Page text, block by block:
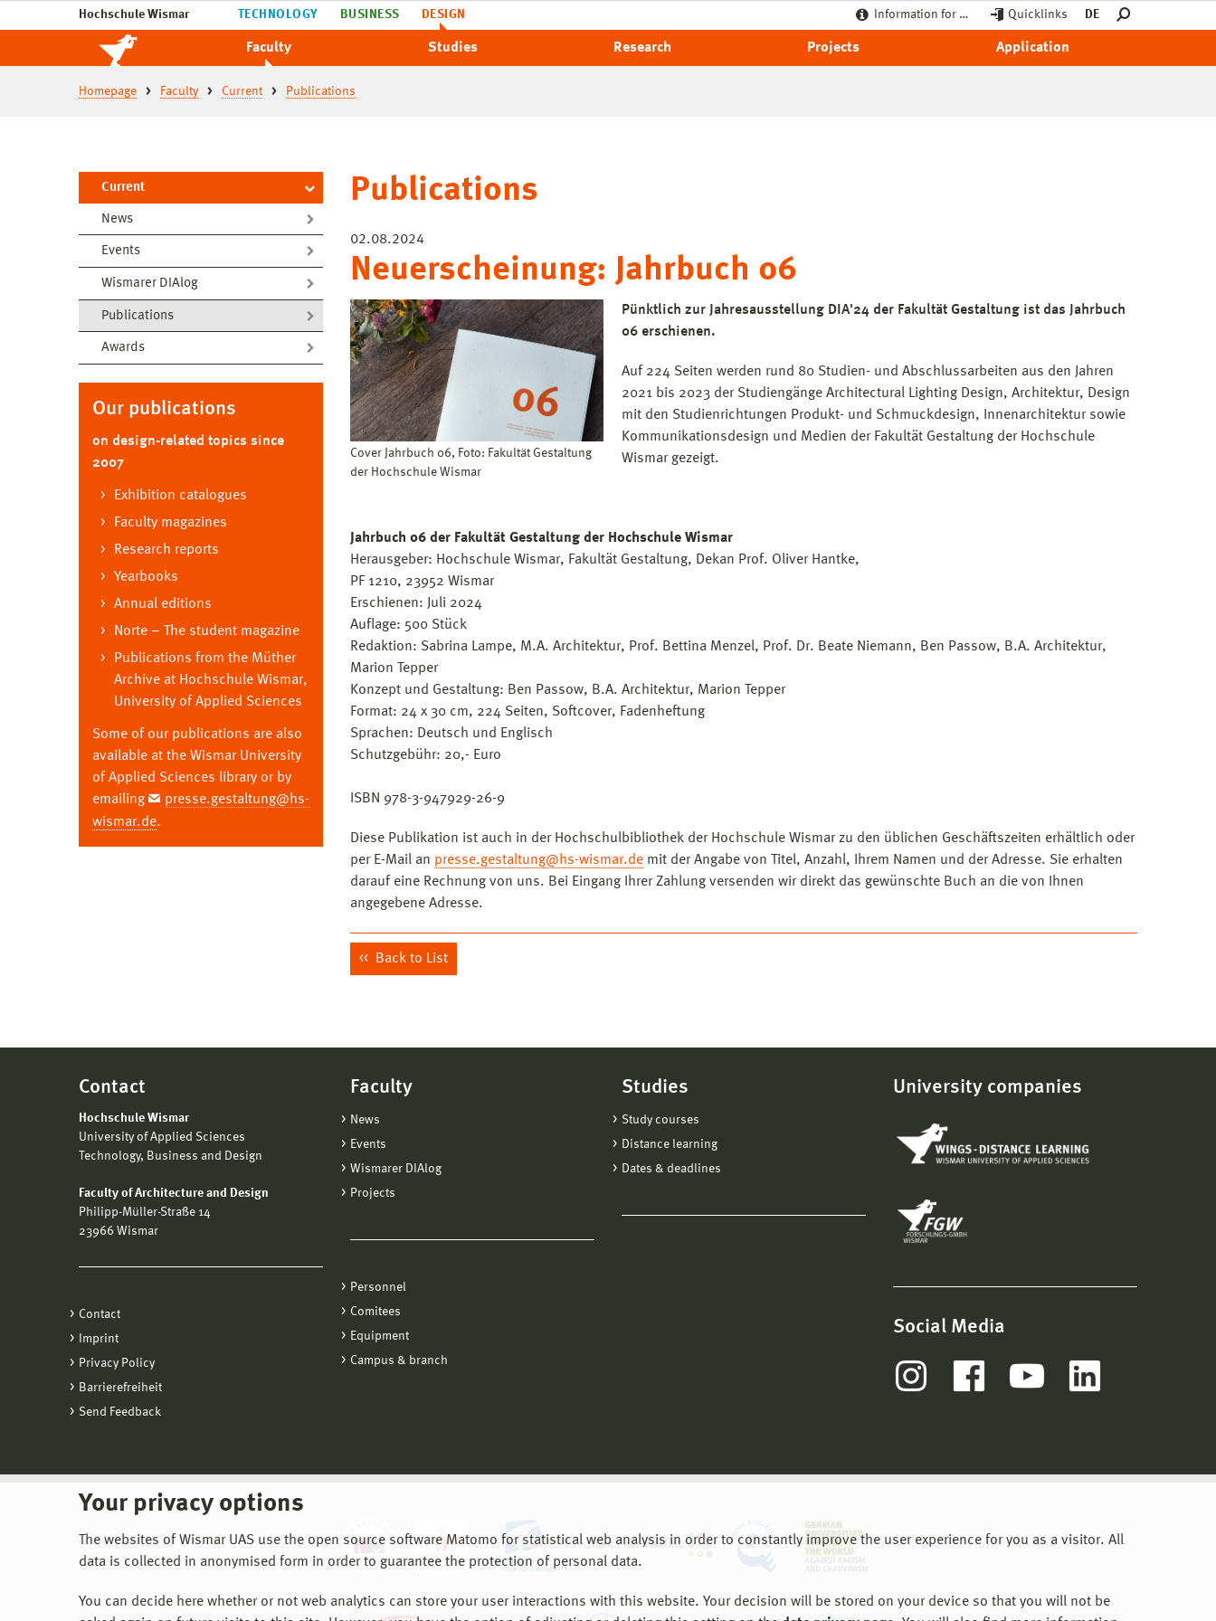
Hochschule Wismar TECHNOLOGY BUSINESS DESIGN Information for … Quicklinks DE
Faculty Studies Research Projects Application
Homepage Faculty Current Publications
Current
News
Events
Wismarer DIAlog
Publications
Awards
Our publications
on design-related topics since
2007
Exhibition catalogues
Faculty magazines
Research reports
Yearbooks
Annual editions
Norte – The student magazine
Publications from the Müther
Archive at Hochschule Wismar,
University of Applied Sciences
Some of our publications are also
available at the Wismar University
of Applied Sciences library or by
emailing
presse.gestaltung@hs-
wismar.de.
Your privacy options
The websites of Wismar UAS use the open source software Matomo for statistical web analysis in order to constantly improve the user experience for you as a visitor. All
data is collected in anonymised form in order to guarantee the protection of personal data.
You can decide here whether or not web analytics can store your user interactions with this website. Your decision will be stored on your device so that you will not be
Publications
02.08.2024
Neuerscheinung: Jahrbuch 06
Cover Jahrbuch 06, Foto: Fakultät Gestaltung
der Hochschule Wismar
Pünktlich zur Jahresausstellung DIA'24 der Fakultät Gestaltung ist das Jahrbuch
06 erschienen.
Auf 224 Seiten werden rund 80 Studien- und Abschlussarbeiten aus den Jahren
2021 bis 2023 der Studiengänge Architectural Lighting Design, Architektur, Design
mit den Studienrichtungen Produkt- und Schmuckdesign, Innenarchitektur sowie
Kommunikationsdesign und Medien der Fakultät Gestaltung der Hochschule
Wismar gezeigt.
Jahrbuch 06 der Fakultät Gestaltung der Hochschule Wismar
Herausgeber: Hochschule Wismar, Fakultät Gestaltung, Dekan Prof. Oliver Hantke,
PF 1210, 23952 Wismar
Erschienen: Juli 2024
Auflage: 500 Stück
Redaktion: Sabrina Lampe, M.A. Architektur, Prof. Bettina Menzel, Prof. Dr. Beate Niemann, Ben Passow, B.A. Architektur,
Marion Tepper
Konzept und Gestaltung: Ben Passow, B.A. Architektur, Marion Tepper
Format: 24 x 30 cm, 224 Seiten, Softcover, Fadenheftung
Sprachen: Deutsch und Englisch
Schutzgebühr: 20,- Euro
ISBN 978-3-947929-26-9
Diese Publikation ist auch in der Hochschulbibliothek der Hochschule Wismar zu den üblichen Geschäftszeiten erhältlich oder
per E-Mail an presse.gestaltung@hs-wismar.de mit der Angabe von Titel, Anzahl, Ihrem Namen und der Adresse. Sie erhalten
darauf eine Rechnung von uns. Bei Eingang Ihrer Zahlung versenden wir direkt das gewünschte Buch an die von Ihnen
angegebene Adresse.
Back to List
Contact
Hochschule Wismar
University of Applied Sciences
Technology, Business and Design
Faculty of Architecture and Design
Philipp-Müller-Straße 14
23966 Wismar
Contact
Imprint
Privacy Policy
Barrierefreiheit
Send Feedback
Faculty
News
Events
Wismarer DIAlog
Projects
Personnel
Comitees
Equipment
Campus & branch
Studies
Study courses
Distance learning
Dates & deadlines
University companies
Social Media